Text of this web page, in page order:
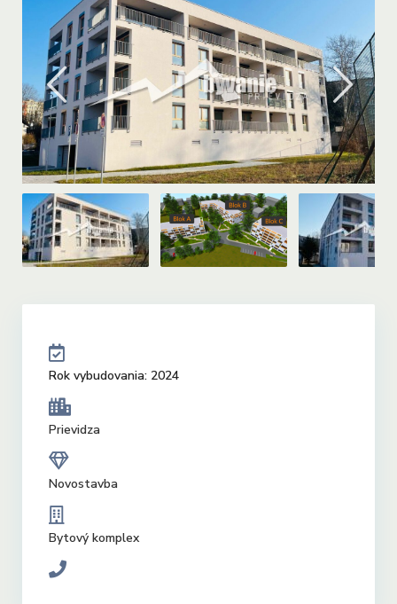
Rok vybudovania: 2024
Prievidza
Novostavba
Bytový komplex